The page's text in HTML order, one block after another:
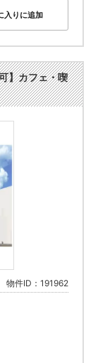
入りに追加
】カフェ・喫
物件ID：191962